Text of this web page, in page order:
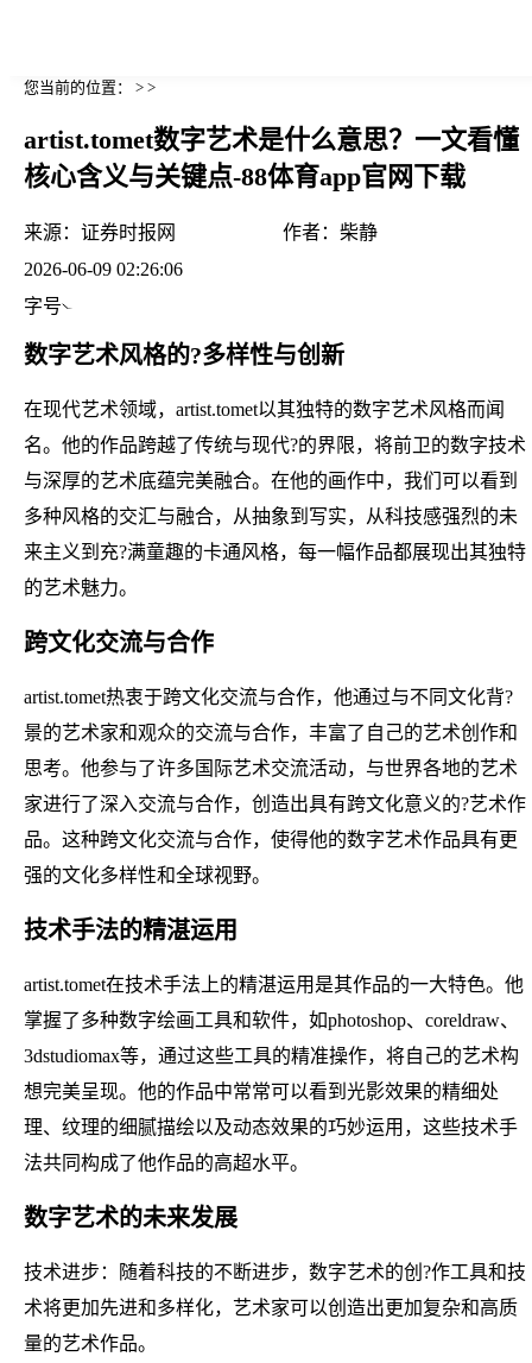
您当前的位置： > >
artist.tomet数字艺术是什么意思？一文看懂
核心含义与关键点-88体育app官网下载
来源： 证券时报网 作者： 柴静
2026-06-09 02:26:06
字号
数字艺术风格的?多样性与创新
在现代艺术领域，artist.tomet以其独特的数字艺术风格而闻
名。他的作品跨越了传统与现代?的界限，将前卫的数字技术
与深厚的艺术底蕴完美融合。在他的画作中，我们可以看到
多种风格的交汇与融合，从抽象到写实，从科技感强烈的未
来主义到充?满童趣的卡通风格，每一幅作品都展现出其独特
的艺术魅力。
跨文化交流与合作
artist.tomet热衷于跨文化交流与合作，他通过与不同文化背?
景的艺术家和观众的交流与合作，丰富了自己的艺术创作和
思考。他参与了许多国际艺术交流活动，与世界各地的艺术
家进行了深入交流与合作，创造出具有跨文化意义的?艺术作
品。这种跨文化交流与合作，使得他的数字艺术作品具有更
强的文化多样性和全球视野。
技术手法的精湛运用
artist.tomet在技术手法上的精湛运用是其作品的一大特色。他
掌握了多种数字绘画工具和软件，如photoshop、coreldraw、
3dstudiomax等，通过这些工具的精准操作，将自己的艺术构
想完美呈现。他的作品中常常可以看到光影效果的精细处
理、纹理的细腻描绘以及动态效果的巧妙运用，这些技术手
法共同构成了他作品的高超水平。
数字艺术的未来发展
技术进步：随着科技的不断进步，数字艺术的创?作工具和技
术将更加先进和多样化，艺术家可以创造出更加复杂和高质
量的艺术作品。